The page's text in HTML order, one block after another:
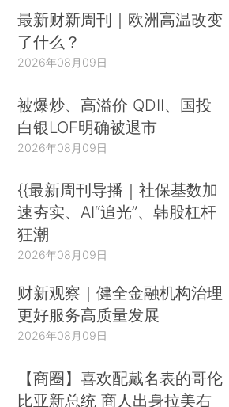
最新财新周刊｜欧洲高温改变
了什么？
2026年08月09日
被爆炒、高溢价 QDII、国投
白银LOF明确被退市
2026年08月09日
{{最新周刊导播｜社保基数加
速夯实、AI“追光”、韩股杠杆
狂潮
2026年08月09日
财新观察｜健全金融机构治理
更好服务高质量发展
2026年08月09日
【商圈】喜欢配戴名表的哥伦
比亚新总统 商人出身拉美右